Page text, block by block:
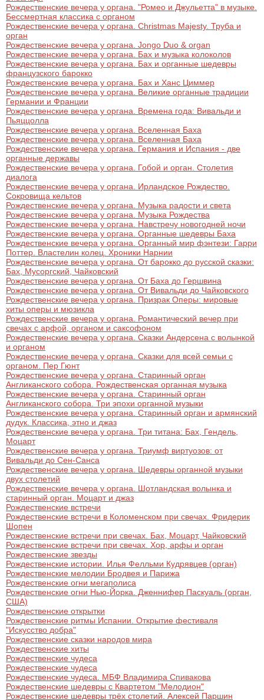
Рождественские вечера у органа. "Ромео и Джульетта" в музыке.
Бессмертная классика с органом
Рождественские вечера у органа. Christmas Majesty. Труба и
орган
Рождественские вечера у органа. Jongo Duo & organ
Рождественские вечера у органа. Бах и музыка колоколов
Рождественские вечера у органа. Бах и органные шедевры
французского барокко
Рождественские вечера у органа. Бах и Ханс Циммер
Рождественские вечера у органа. Великие органные традиции
Германии и Франции
Рождественские вечера у органа. Времена года: Вивальди и
Пьяццолла
Рождественские вечера у органа. Вселенная Баха
Рождественские вечера у органа. Вселенная Баха
Рождественские вечера у органа. Германия и Испания - две
органные державы
Рождественские вечера у органа. Гобой и орган. Столетия
диалога
Рождественские вечера у органа. Ирландское Рождество.
Сокровища кельтов
Рождественские вечера у органа. Музыка радости и света
Рождественские вечера у органа. Музыка Рождества
Рождественские вечера у органа. Навстречу новогодней ночи
Рождественские вечера у органа. Органные шедевры Баха
Рождественские вечера у органа. Органный мир фэнтези: Гарри
Поттер. Властелин колец. Хроники Нарнии
Рождественские вечера у органа. От барокко до русской сказки:
Бах, Мусоргский, Чайковский
Рождественские вечера у органа. От Баха до Гершвина
Рождественские вечера у органа. От Вивальди до Чайковского
Рождественские вечера у органа. Призрак Оперы: мировые
хиты оперы и мюзикла
Рождественские вечера у органа. Романтический вечер при
свечах с арфой, органом и саксофоном
Рождественские вечера у органа. Сказки Андерсена с волынкой
и органом
Рождественские вечера у органа. Сказки для всей семьи с
органом. Пер Гюнт
Рождественские вечера у органа. Старинный орган
Англиканского собора. Рождественская органная музыка
Рождественские вечера у органа. Старинный орган
Англиканского собора. Три эпохи органной музыки
Рождественские вечера у органа. Старинный орган и армянский
дудук. Классика, этно и джаз
Рождественские вечера у органа. Три титана: Бах, Гендель,
Моцарт
Рождественские вечера у органа. Триумф виртуозов: от
Вивальди до Сен-Санса
Рождественские вечера у органа. Шедевры органной музыки
двух столетий
Рождественские вечера у органа. Шотландская волынка и
старинный орган. Моцарт и джаз
Рождественские встречи
Рождественские встречи в Коломенском при свечах. Фридерик
Шопен
Рождественские встречи при свечах. Бах, Моцарт, Чайковский
Рождественские встречи при свечах. Хор, арфы и орган
Рождественские звезды
Рождественские истории. Илья Фелльми Кудрявцев (орган)
Рождественские мелодии Бродвея и Парижа
Рождественские огни мегаполиса
Рождественские огни Нью-Йорка. Дженнифер Паскуаль (орган,
США)
Рождественские открытки
Рождественские ритмы Испании. Открытие фестиваля
"Искусство добра"
Рождественские сказки народов мира
Рождественские хиты
Рождественские чудеса
Рождественские чудеса
Рождественские чудеса. МБФ Владимира Спивакова
Рождественские шедевры с Квартетом "Мелодион"
Рождественские шедевры трёх столетий. Алексей Паршин